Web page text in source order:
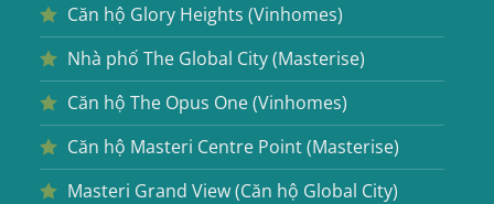
Căn hộ Glory Heights (Vinhomes)
Nhà phố The Global City (Masterise)
Căn hộ The Opus One (Vinhomes)
Căn hộ Masteri Centre Point (Masterise)
Masteri Grand View (Căn hộ Global City)